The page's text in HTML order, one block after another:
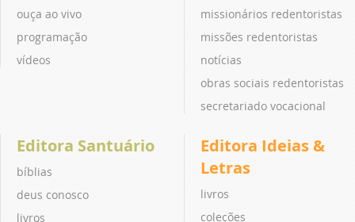
ouça ao vivo
programação
vídeos
missionários redentoristas
missões redentoristas
notícias
obras sociais redentoristas
secretariado vocacional
Editora Santuário
bíblias
deus conosco
livros
Editora Ideias &
Letras
livros
coleções